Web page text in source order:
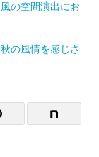
の空間演出にお
の風情を感じさ